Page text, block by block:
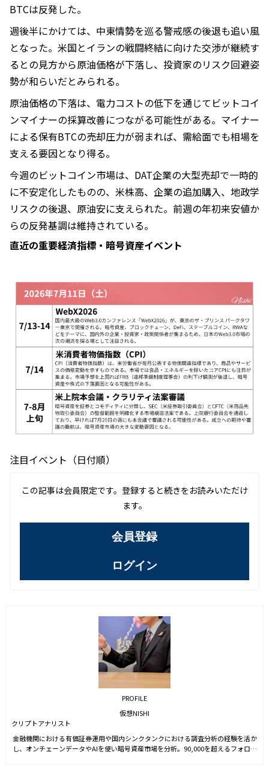
BTCは反発した。
週後半にかけては、中東情勢を巡る警戒感の後退も追い風
となった。米国とイランの戦闘終結に向けた交渉が継続す
るとの見方から原油価格が下落し、投資家のリスク回避姿
勢が和らいだとみられる。
原油価格の下落は、電力コストの低下を通じてビットコイ
ンマイナーの採算改善につながる可能性がある。マイナー
による保有BTCの売却圧力が弱まれば、需給面でも相場を
支える要因となり得る。
今週のビットコイン市場は、DAT企業の大型売却で一時的
に不安定化したものの、米株高、企業の追加購入、地政学
リスクの後退、原油安に支えられた。前週の年初来安値か
らの反発基調は維持されている。
直近の重要経済指標・暗号資産イベント
注目イベント（日付順）
この記事は会員限定です。登録すると続きをお読みいただけ
ます。
会員登録
ログイン
PROFILE
仮想NISHI
クリプトアナリスト
金融機関における有価証券運用や国内シンクタンクにおける調査分析の経験を活か
し、オンチェーンデータやAIを使い暗号資産市場を分析。90,000を超えるフォロワ